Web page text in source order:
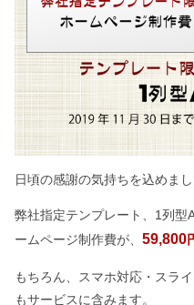
日頃の感謝の気持ちを込めまし
弊社指定テンプレート、1列型
ームページ制作費が、 59,800
もちろん、スマホ対応・スラ
もサービスに含みます。